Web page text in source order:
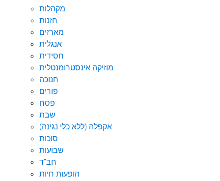
מקהלות
חזנות
מארזים
אנגלית
חסידית
מוזיקה אינסטרומנטלית
חנוכה
פורים
פסח
שבת
אקפלה (ללא כלי נגינה)
סוכות
שבועות
חב"ד
הופעות חיות